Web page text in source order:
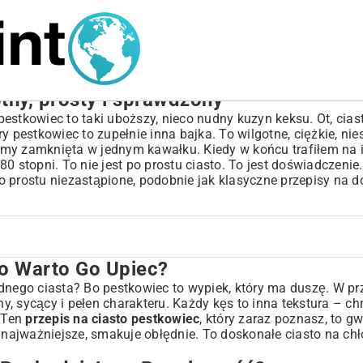
prosty i sprawdzony
to taki uboższy, nieco nudny kuzyn keksu. Ot,
pestkowiec to zupełnie inna bajka. To wilgotne, ciężkie,
zamknięta w jednym kawałku. Kiedy w końcu trafiłem
stopni. To nie jest po prostu ciasto. To jest
prostu niezastąpione, podobnie jak klasyczne przepisy na
Warto Go Upiec?
ciasta? Bo pestkowiec to wypiek, który ma duszę. W
sycący i pełen charakteru. Każdy kęs to inna tekstura –
przepis na ciasto pestkowiec, który zaraz poznasz, to
smakuje obłędnie. To doskonałe ciasto na